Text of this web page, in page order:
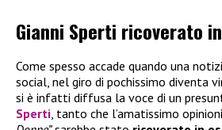
Gianni Sperti ricoverato
Come spesso accade quando una
social, nel giro di pochissimo diventa
si è infatti diffusa la voce di un
Sperti , tanto che l’amatissimo